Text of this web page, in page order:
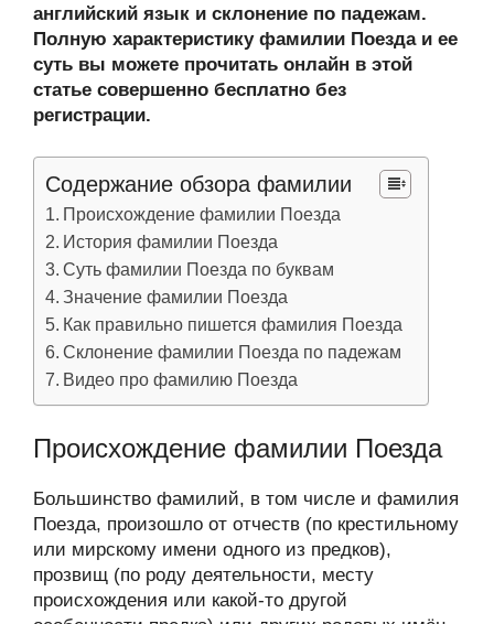
английский язык и склонение по падежам.
Полную характеристику фамилии Поезда и ее
суть вы можете прочитать онлайн в этой
статье совершенно бесплатно без
регистрации.
Содержание обзора фамилии
Происхождение фамилии Поезда
История фамилии Поезда
Суть фамилии Поезда по буквам
Значение фамилии Поезда
Как правильно пишется фамилия Поезда
Склонение фамилии Поезда по падежам
Видео про фамилию Поезда
Происхождение фамилии Поезда
Большинство фамилий, в том числе и фамилия
Поезда, произошло от отчеств (по крестильному
или мирскому имени одного из предков),
прозвищ (по роду деятельности, месту
происхождения или какой-то другой